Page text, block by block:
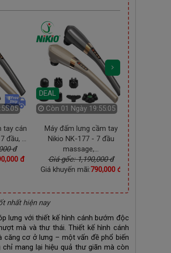
tay cán
đầu, ...
đ
đ
DEAL
Còn 01 Ngày 19:55:03
Máy đấm lưng cầm tay
Nikio NK-177 - 7 đầu
massage,...
Giá gốc: 1,190,000 đ
Giá khuyến mãi:790,000 đ
nhất hiện nay
lưng với thiết kế hình cánh bướm độc
mà và thư thái. Thiết kế hình cánh
căng cơ ở lưng – một vấn đề phổ biến
mang lại hiệu quả thư giãn mà còn